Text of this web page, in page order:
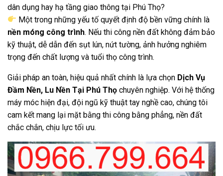
dân dụng hay hạ tầng giao thông tại Phú Thọ?
Một trong những yếu tố quyết định độ bền vững chính là
nền móng công trình. Nếu thi công nền đất không đảm bảo
kỹ thuật, dễ dẫn đến sụt lún, nứt tường, ảnh hưởng nghiêm
trọng đến chất lượng và tuổi thọ công trình.
Giải pháp an toàn, hiệu quả nhất chính là lựa chọn Dịch Vụ
Đầm Nền, Lu Nền Tại Phú Thọ chuyên nghiệp. Với hệ thống
máy móc hiện đại, đội ngũ kỹ thuật tay nghề cao, chúng tôi
cam kết mang lại mặt bằng thi công bằng phẳng, nền đất
chắc chắn, chịu lực tối ưu.